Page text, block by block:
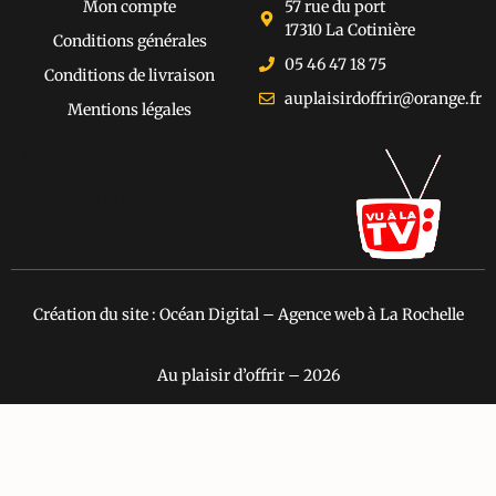
Mon compte
Conditions générales
Conditions de livraison
Mentions légales
57 rue du port
17310 La Cotinière
05 46 47 18 75
auplaisirdoffrir@orange.fr
Création du site : Océan Digital – Agence web à La Rochelle
Au plaisir d’offrir – 2026